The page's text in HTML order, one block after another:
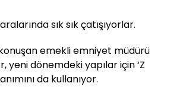
sık sık çatışıyorlar.
emekli emniyet müdürü
yeni dönemdeki yapılar için ‘Z
da kullanıyor.